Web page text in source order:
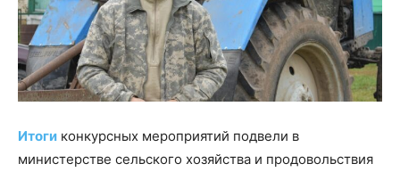
Итоги конкурсных мероприятий подвели в
министерстве сельского хозяйства и продовольствия